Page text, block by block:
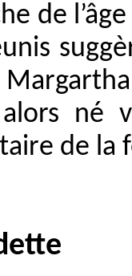
de
né
de la